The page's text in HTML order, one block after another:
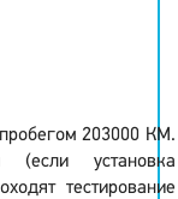
203000 КМ.
установка
тестирование